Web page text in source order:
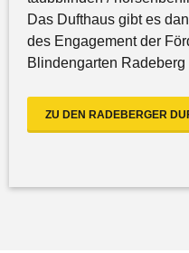
Das Dufthaus gibt es
des Engagement der
Blindengarten Radeberg
ZU DEN RADEBERGER